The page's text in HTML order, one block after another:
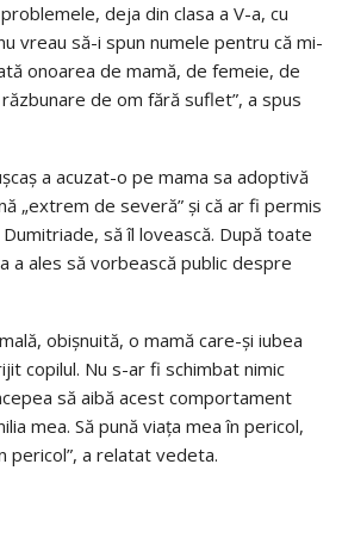
deja din clasa a V-a, cu
vreau să-i spun numele pentru că mi-
onoarea de mamă, de femeie, de
de om fără suflet”, a spus
a acuzat-o pe mama sa adoptivă
„extrem de severă” și că ar fi permis
să îl lovească. După toate
a ales să vorbească public despre
obișnuită, o mamă care-și iubea
copilul. Nu s-ar fi schimbat nimic
să aibă acest comportament
mea. Să pună viața mea în pericol,
pericol”, a relatat vedeta.